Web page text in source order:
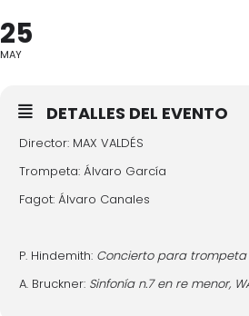
25
MAY
DETALLES DEL EVENTO
Director: MAX VALDÉS
Trompeta: Álvaro García
Fagot: Álvaro Canales
P. Hindemith: Concierto para
A. Bruckner: Sinfonía n.7 en re menor,